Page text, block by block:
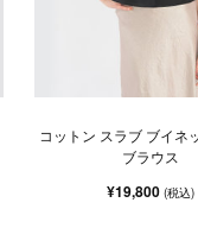
コットン スラブ ブイネ
ブラウス
¥19,800(税込)